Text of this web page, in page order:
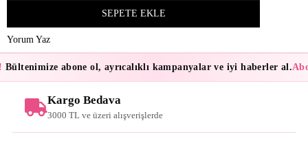
Yorum Yaz
abone ol, ayrıcalıklı kampanyalar ve iyi haberler al.
Kargo Bedava
3000 TL ve üzeri alışverişlerde